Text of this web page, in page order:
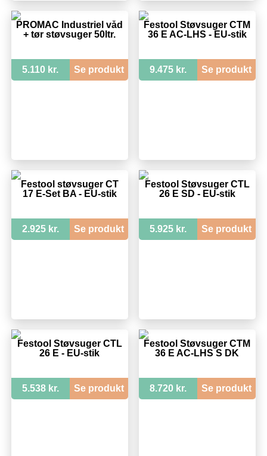
PROMAC Industriel våd
+ tør støvsuger 50ltr.
5.110 kr. Se produkt
Festool Støvsuger CTM
36 E AC-LHS - EU-stik
9.475 kr. Se produkt
Festool støvsuger CT
17 E-Set BA - EU-stik
2.925 kr. Se produkt
Festool Støvsuger CTL
26 E SD - EU-stik
5.925 kr. Se produkt
Festool Støvsuger CTL
26 E - EU-stik
5.538 kr. Se produkt
Festool Støvsuger CTM
36 E AC-LHS S DK
8.720 kr. Se produkt